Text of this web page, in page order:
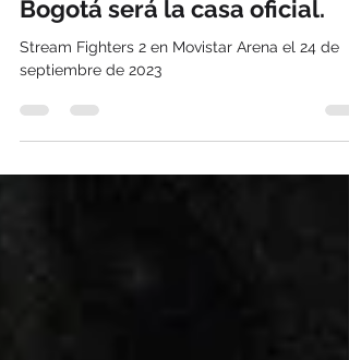
Se acerca Stream Fighters 2 y
Bogotá será la casa oficial.
septiembre de 2023